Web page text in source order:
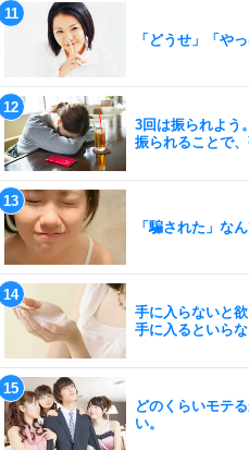
「どうせ」「や
3回は振られよう。
振られることで、
「騙された」な
手に入らないと欲
手に入るといらな
どのくらいモテ
い。